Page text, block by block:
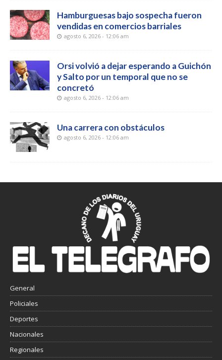
Hamburguesas bajo sospecha fueron
vendidas en comercios barriales
agosto 6, 2026 - 12:06 am
Orsi volvió a dejar esperando a Guichón
y Salto por un temporal que no se
concretó
agosto 6, 2026 - 12:06 am
Una carrera con obstáculos
agosto 6, 2026 - 12:06 am
General
Policiales
Deportes
Nacionales
Regionales